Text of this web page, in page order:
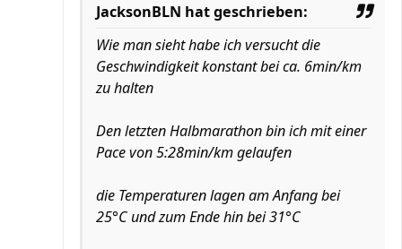
JacksonBLN hat geschrieben:
Wie man sieht habe ich versucht die
Geschwindigkeit konstant bei ca. 6min/km
zu halten
Den letzten Halbmarathon bin ich mit einer
Pace von 5:28min/km gelaufen
die Temperaturen lagen am Anfang bei
25°C und zum Ende hin bei 31°C